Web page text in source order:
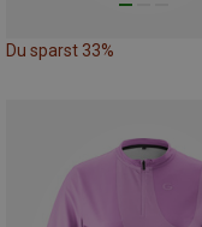
Du sparst 33%